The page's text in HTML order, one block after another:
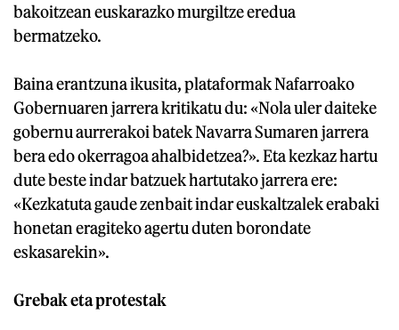
bakoitzean euskarazko murgiltze eredua
bermatzeko.
Baina erantzuna ikusita, plataformak Nafarroako
Gobernuaren jarrera kritikatu du: «Nola uler daiteke
gobernu aurrerakoi batek Navarra Sumaren jarrera
bera edo okerragoa ahalbidetzea?». Eta kezkaz hartu
dute beste indar batzuek hartutako jarrera ere:
«Kezkatuta gaude zenbait indar euskaltzalek erabaki
honetan eragiteko agertu duten borondate
eskasarekin».
Grebak eta protestak